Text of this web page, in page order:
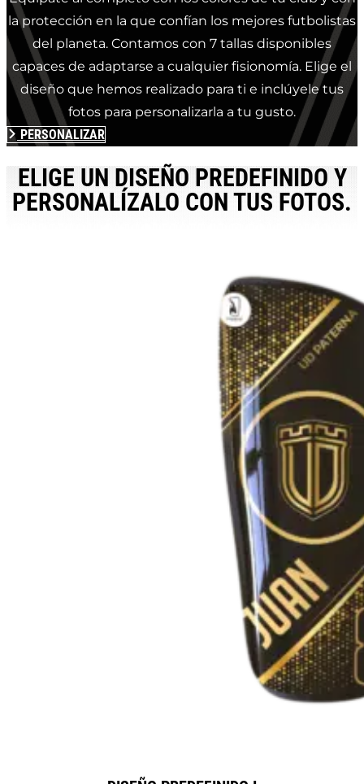
la protección en la que confían los mejores futbolistas
del planeta. Contamos con 7 tallas disponibles
capaces de adaptarse a cualquier fisionomía. Elige el
diseño que hemos realizado para ti e inclúyele tus
fotos para personalizarla a tu gusto.
PERSONALIZAR
ELIGE UN DISEÑO PREDEFINIDO Y
PERSONALÍZALO CON TUS FOTOS.